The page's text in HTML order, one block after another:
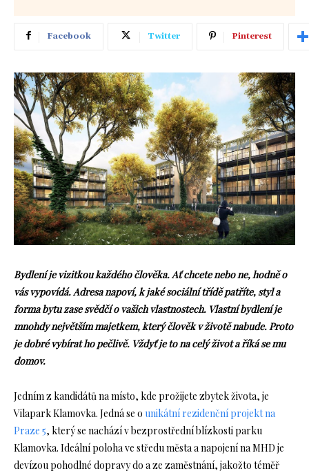
Facebook Twitter Pinterest
Bydlení je vizitkou každého člověka. Ať chcete nebo ne, hodně o
vás vypovídá. Adresa napoví, k jaké sociální třídě patříte, styl a
forma bytu zase svědčí o vašich vlastnostech. Vlastní bydlení je
mnohdy největším majetkem, který člověk v životě nabude. Proto
je dobré vybírat ho pečlivě. Vždyť je to na celý život a říká se mu
domov.
Jedním z kandidátů na místo, kde prožijete zbytek života, je
Vilapark Klamovka. Jedná se o unikátní rezidenční projekt na
Praze 5, který se nachází v bezprostřední blízkosti parku
Klamovka. Ideální poloha ve středu města a napojení na MHD je
devízou pohodlné dopravy do a ze zaměstnání, jakožto téměř